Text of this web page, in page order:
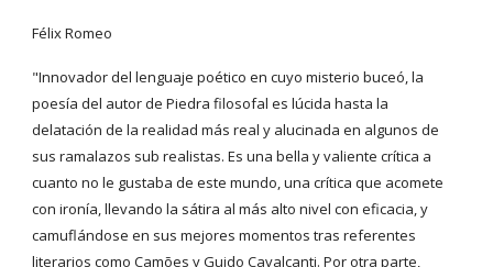
Félix Romeo
"Innovador del lenguaje poético en cuyo misterio buceó, la
poesía del autor de Piedra filosofal es lúcida hasta la
delatación de la realidad más real y alucinada en algunos de
sus ramalazos sub realistas. Es una bella y valiente crítica a
cuanto no le gustaba de este mundo, una crítica que acomete
con ironía, llevando la sátira al más alto nivel con eficacia, y
camuflándose en sus mejores momentos tras referentes
literarios como Camões y Guido Cavalcanti. Por otra parte,